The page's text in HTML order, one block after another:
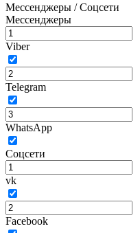
Мессенджеры / Соцсети
Мессенджеры
Viber
Telegram
WhatsApp
Соцсети
vk
Facebook